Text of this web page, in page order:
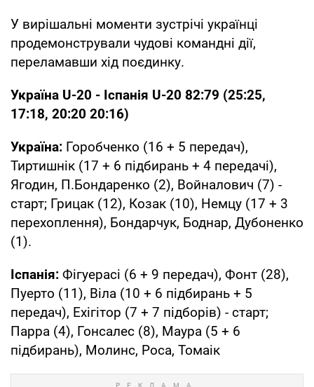
У вирішальні моменти зустрічі українці
продемонстрували чудові командні дії,
переламавши хід поєдинку.
Україна U-20 - Іспанія U-20 82:79 (25:25,
17:18, 20:20 20:16)
Україна: Горобченко (16 + 5 передач),
Тиртишнік (17 + 6 підбирань + 4 передачі),
Ягодин, П.Бондаренко (2), Войналович (7) -
старт; Грицак (12), Козак (10), Немцу (17 + 3
перехоплення), Бондарчук, Боднар, Дубоненко
(1).
Іспанія: Фігуерасі (6 + 9 передач), Фонт (28),
Пуерто (11), Віла (10 + 6 підбирань + 5
передач), Ехігітор (7 + 7 підборів) - старт;
Парра (4), Гонсалес (8), Маура (5 + 6
підбирань), Молинс, Роса, Томаік